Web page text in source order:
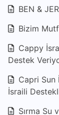
BEN &
Bizim
Cappy
Destek
Capri Sun
İsraili
Sırma Su